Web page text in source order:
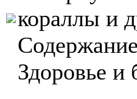
кораллы и
Здоровье и